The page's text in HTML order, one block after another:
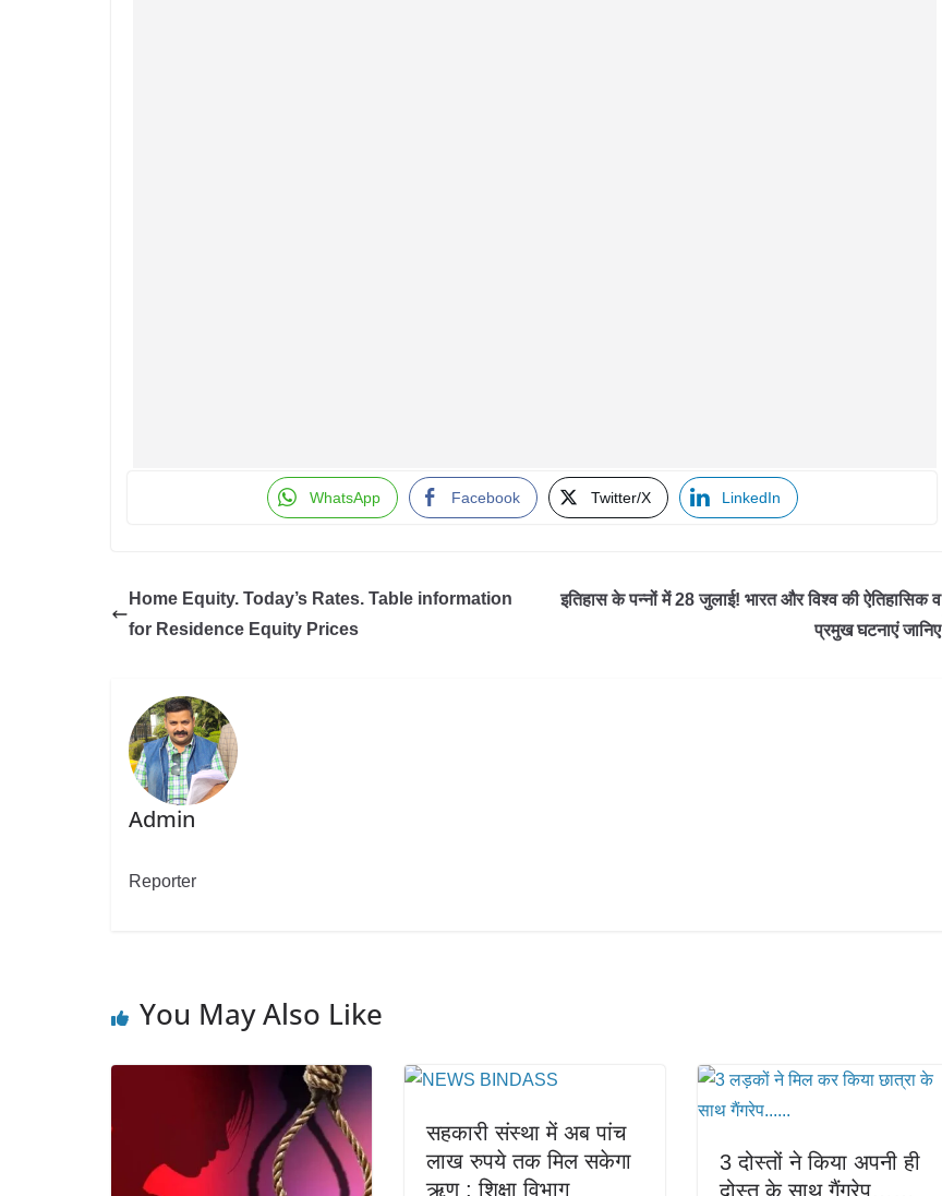
WhatsApp Facebook Twitter/X LinkedIn
Home Equity. Today’s Rates. Table information
for Residence Equity Prices
इतिहास के पन्नों में 28 जुलाई! भारत और विश्व की ऐतिहासिक व
प्रमुख घटनाएं जानिए
Admin
Reporter
You May Also Like
सहकारी संस्था में अब पांच
लाख रुपये तक मिल सकेगा
ऋण ; शिक्षा विभाग
3 दोस्तों ने किया अपनी ही
दोस्त के साथ गैंगरेप……